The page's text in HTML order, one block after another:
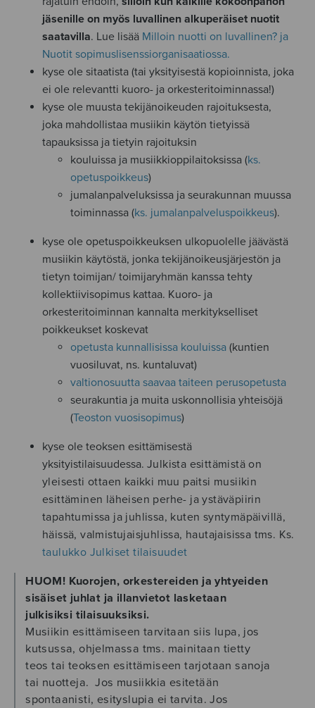
jäsenille on myös luvallinen alkuperäiset nuotit
saatavilla. Lue lisää Milloin nuotti on luvallinen? ja
Nuotit sopimuslisenssiorganisaatiossa.
kyse ole sitaatista (tai yksityisestä kopioinnista, joka
ei ole relevantti kuoro- ja orkesteritoiminnassa!)
kyse ole muusta tekijänoikeuden rajoituksesta,
joka mahdollistaa musiikin käytön tietyissä
tapauksissa ja tietyin rajoituksin
kouluissa ja musiikkioppilaitoksissa (ks.
opetuspoikkeus)
jumalanpalveluksissa ja seurakunnan muussa
toiminnassa (ks. jumalanpalveluspoikkeus).
kyse ole opetuspoikkeuksen ulkopuolelle jäävästä
musiikin käytöstä, jonka tekijänoikeusjärjestön ja
tietyn toimijan/ toimijaryhmän kanssa tehty
kollektiivisopimus kattaa. Kuoro- ja
orkesteritoiminnan kannalta merkitykselliset
poikkeukset koskevat
opetusta kunnallisissa kouluissa (kuntien
vuosiluvat, ns. kuntaluvat)
valtionosuutta saavaa taiteen perusopetusta
seurakuntia ja muita uskonnollisia yhteisöjä
(Teoston vuosisopimus)
kyse ole teoksen esittämisestä
yksityistilaisuudessa. Julkista esittämistä on
yleisesti ottaen kaikki muu paitsi musiikin
esittäminen läheisen perhe- ja ystäväpiirin
tapahtumissa ja juhlissa, kuten syntymäpäivillä,
häissä, valmistujaisjuhlissa, hautajaisissa tms. Ks.
taulukko Julkiset tilaisuudet
HUOM! Kuorojen, orkestereiden ja yhtyeiden
sisäiset juhlat ja illanvietot lasketaan
julkisiksi tilaisuuksiksi.
Musiikin esittämiseen tarvitaan siis lupa, jos
kutsussa, ohjelmassa tms. mainitaan tietty
teos tai teoksen esittämiseen tarjotaan sanoja
tai nuotteja. Jos musiikkia esitetään
spontaanisti, esityslupia ei tarvita. Jos